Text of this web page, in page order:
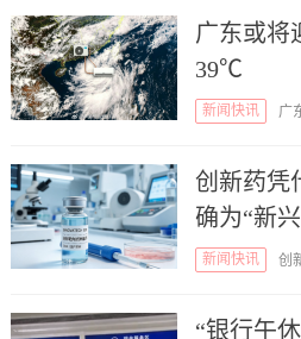
广东或将
39℃
新闻快讯 广
创新药凭
确为“新
新闻快讯 创
“银行午